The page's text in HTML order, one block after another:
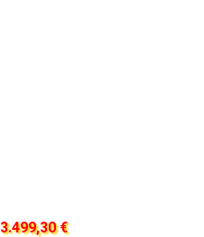
3.499,30 €